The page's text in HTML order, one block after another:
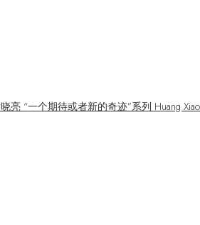
image in a popup: